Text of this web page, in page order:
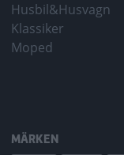
Husbil&Husvagn
Klassiker
Moped
MÄRKEN